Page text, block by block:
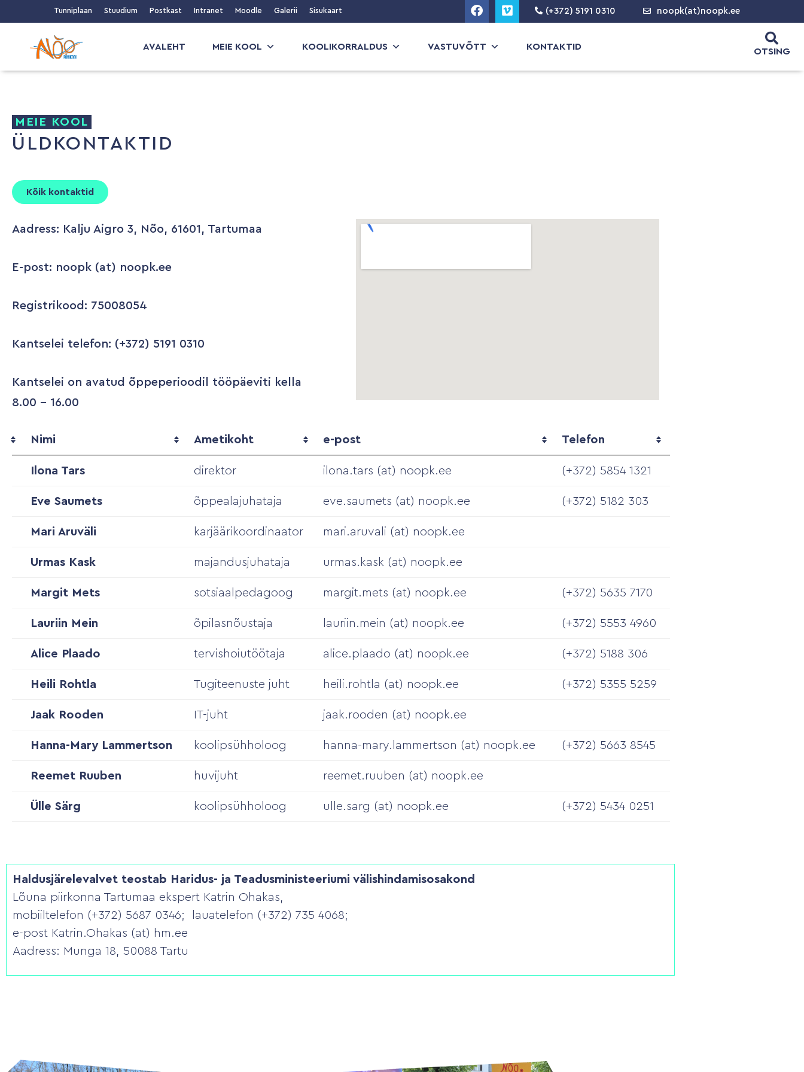
Tunniplaan Stuudium Postkast Intranet Moodle Galerii Sisukaart (+372) 5191 0310 noopk(at)noopk.ee
AVALEHT MEIE KOOL KOOLIKORRALDUS VASTUVÕTT KONTAKTID OTSING
MEIE KOOL
ÜLDKONTAKTID
Kõik kontaktid
Aadress: Kalju Aigro 3, Nõo, 61601, Tartumaa
E-post: noopk (at) noopk.ee
Registrikood: 75008054
Kantselei telefon: (+372) 5191 0310
Kantselei on avatud õppeperioodil tööpäeviti kella
8.00 – 16.00
Nimi Ametikoht e-post Telefon
Ilona Tars direktor ilona.tars (at) noopk.ee (+372) 5854 1321
Eve Saumets õppealajuhataja eve.saumets (at) noopk.ee (+372) 5182 303
Mari Aruväli karjäärikoordinaator mari.aruvali (at) noopk.ee
Urmas Kask majandusjuhataja urmas.kask (at) noopk.ee
Margit Mets sotsiaalpedagoog margit.mets (at) noopk.ee (+372) 5635 7170
Lauriin Mein õpilasnõustaja lauriin.mein (at) noopk.ee (+372) 5553 4960
Alice Plaado tervishoiutöötaja alice.plaado (at) noopk.ee (+372) 5188 306
Heili Rohtla Tugiteenuste juht heili.rohtla (at) noopk.ee (+372) 5355 5259
Jaak Rooden IT-juht jaak.rooden (at) noopk.ee
Hanna-Mary Lammertson koolipsühholoog hanna-mary.lammertson (at) noopk.ee (+372) 5663 8545
Reemet Ruuben huvijuht reemet.ruuben (at) noopk.ee
Ülle Särg koolipsühholoog ulle.sarg (at) noopk.ee (+372) 5434 0251
Haldusjärelevalvet teostab Haridus- ja Teadusministeeriumi välishindamisosakond
Lõuna piirkonna Tartumaa ekspert Katrin Ohakas,
mobiiltelefon (+372) 5687 0346; lauatelefon (+372) 735 4068;
e-post Katrin.Ohakas (at) hm.ee
Aadress: Munga 18, 50088 Tartu